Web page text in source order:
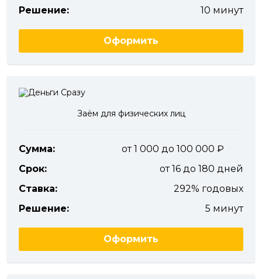
Решение:
10 минут
Оформить
Заём для физических лиц
Сумма:
от 1 000 до 100 000
Срок:
от 16 до 180 дней
Ставка:
292% годовых
Решение:
5 минут
Оформить